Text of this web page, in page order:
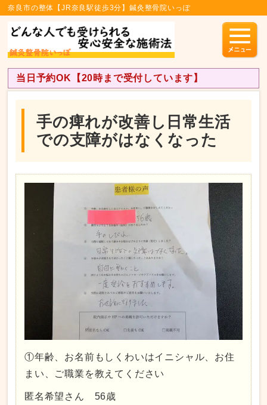
奈良市の整体【JR奈良駅徒歩3分】鍼灸整骨院いっぽ
当日予約OK【20時まで受付しています】
手の痺れが改善し日常生活
での支障がはなくなった
①年齢、お名前もしくわいはイニシャル、お住
まい、ご職業を教えてください
匿名希望さん 56歳